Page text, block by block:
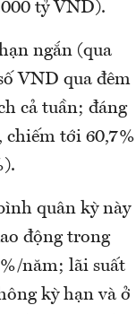
tỷ VND).
ngắn (qua
VND qua đêm
cả tuần; đáng
chiếm tới 60,7%
quân kỳ này
động trong
năm; lãi suất
kỳ hạn và ở